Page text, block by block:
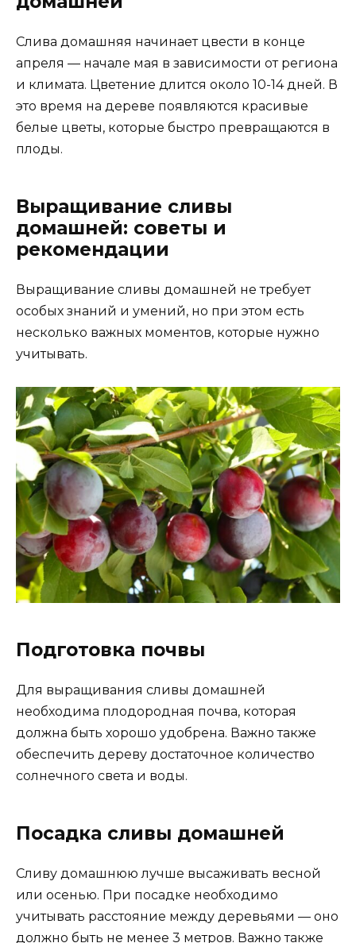
Слива домашняя начинает цвести в конце
апреля — начале мая в зависимости от региона
и климата. Цветение длится около 10-14 дней. В
это время на дереве появляются красивые
белые цветы, которые быстро превращаются в
плоды.
Выращивание сливы
домашней: советы и
рекомендации
Выращивание сливы домашней не требует
особых знаний и умений, но при этом есть
несколько важных моментов, которые нужно
учитывать.
Подготовка почвы
Для выращивания сливы домашней
необходима плодородная почва, которая
должна быть хорошо удобрена. Важно также
обеспечить дереву достаточное количество
солнечного света и воды.
Посадка сливы домашней
Сливу домашнюю лучше высаживать весной
или осенью. При посадке необходимо
учитывать расстояние между деревьями — оно
должно быть не менее 3 метров. Важно также